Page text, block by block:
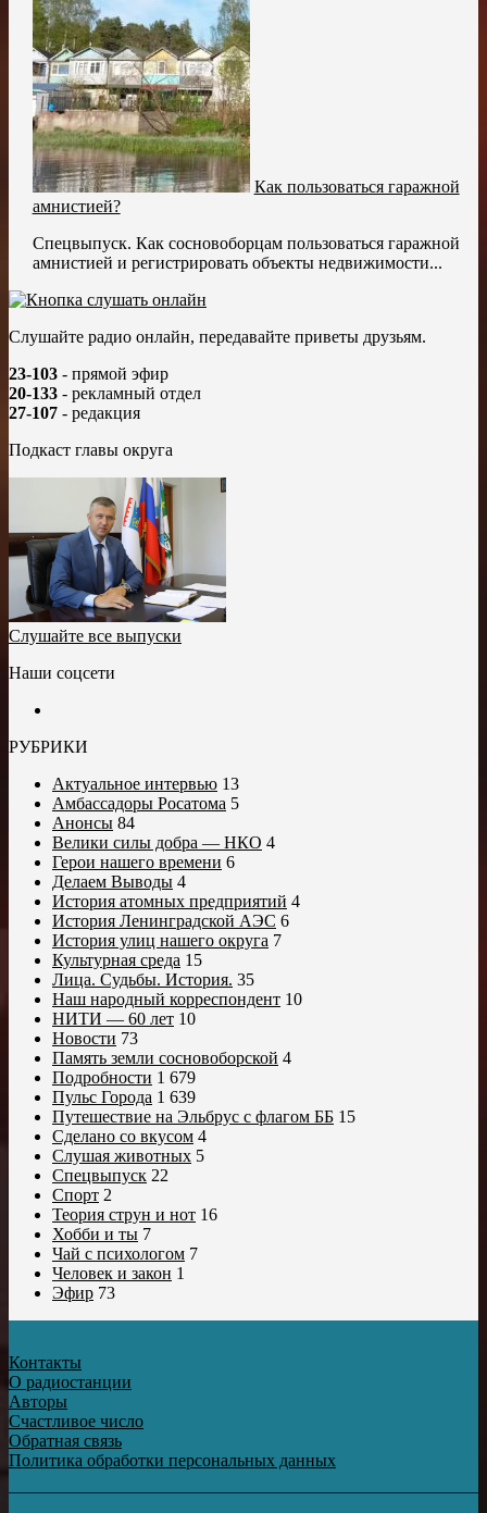
Как пользоваться гаражной
амнистией?
Спецвыпуск. Как сосновоборцам пользоваться гаражной
амнистией и регистрировать объекты недвижимости...
Слушайте радио онлайн, передавайте приветы друзьям.
23-103 - прямой эфир
20-133 - рекламный отдел
27-107 - редакция
Подкаст главы округа
Слушайте все выпуски
Наши соцсети
РУБРИКИ
Актуальное интервью 13
Амбассадоры Росатома 5
Анонсы 84
Велики силы добра — НКО 4
Герои нашего времени 6
Делаем Выводы 4
История атомных предприятий 4
История Ленинградской АЭС 6
История улиц нашего округа 7
Культурная среда 15
Лица. Судьбы. История. 35
Наш народный корреспондент 10
НИТИ — 60 лет 10
Новости 73
Память земли сосновоборской 4
Подробности 1 679
Пульс Города 1 639
Путешествие на Эльбрус с флагом ББ 15
Сделано со вкусом 4
Слушая животных 5
Спецвыпуск 22
Спорт 2
Теория струн и нот 16
Хобби и ты 7
Чай с психологом 7
Человек и закон 1
Эфир 73
Контакты
О радиостанции
Авторы
Счастливое число
Обратная связь
Политика обработки персональных данных